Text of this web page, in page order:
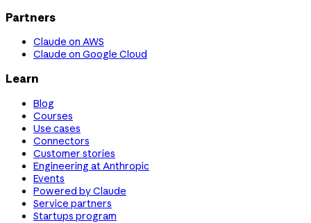
Partners
Claude on AWS
Claude on Google Cloud
Learn
Blog
Courses
Use cases
Connectors
Customer stories
Engineering at Anthropic
Events
Powered by Claude
Service partners
Startups program